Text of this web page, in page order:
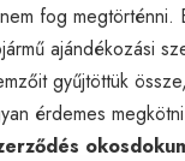
fog megtörténni.
ajándékozási
gyűjtöttük
érdemes megkötni